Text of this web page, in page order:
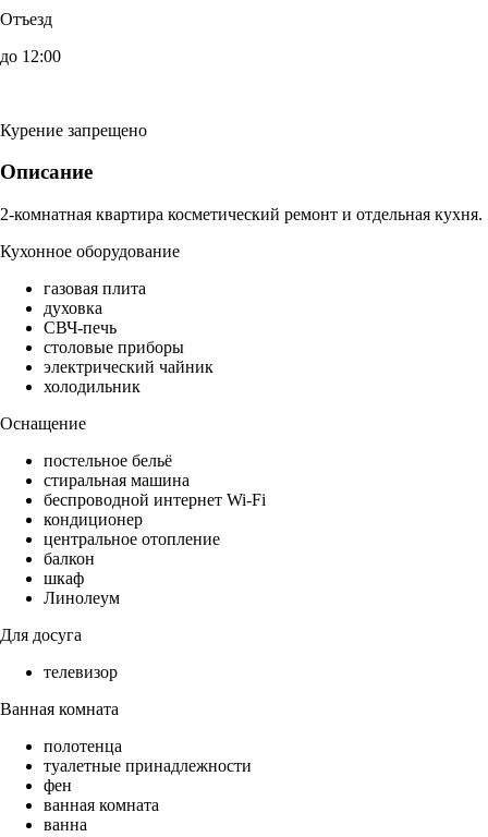
Отъезд
до 12:00
Курение запрещено
Описание
2-комнатная квартира косметический ремонт и отдельная кухня.
Кухонное оборудование
газовая плита
духовка
СВЧ-печь
столовые приборы
электрический чайник
холодильник
Оснащение
постельное бельё
стиральная машина
беспроводной интернет Wi-Fi
кондиционер
центральное отопление
балкон
шкаф
Линолеум
Для досуга
телевизор
Ванная комната
полотенца
туалетные принадлежности
фен
ванная комната
ванна